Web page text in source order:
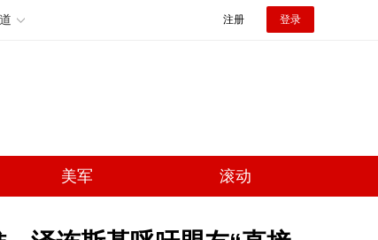
注册 登录
美军 滚动